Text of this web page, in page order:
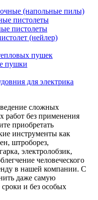
(напольные пилы)
пистолеты
пистолеты
(нейлер)
пушек
пушки
для электрика
сложных
работ без применения
приобретать
инструменты как
штроборез,
электролобзик,
человеческого
в нашей компании. С
даже самую
и без особых